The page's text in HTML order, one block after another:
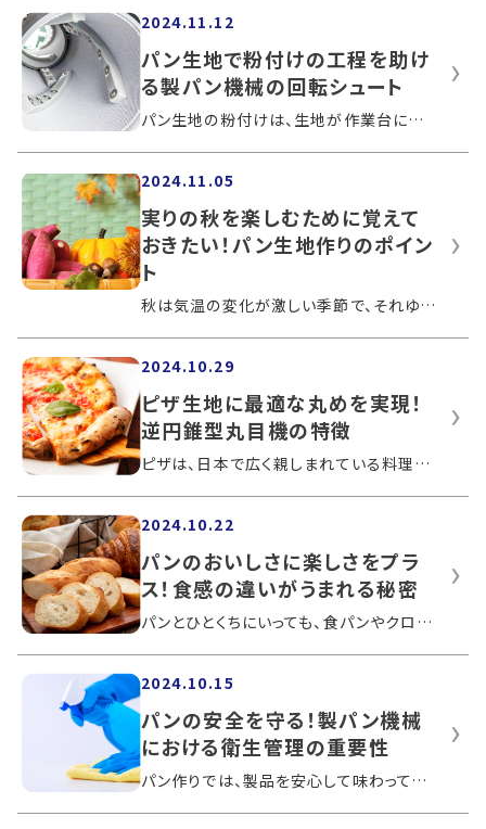
2024.11.12
パン生地で粉付けの工程を助け
る製パン機械の回転シュート
パン生地の粉付けは、生地が作業台に付くのを防ぎ、乾燥からパンを守るため重要な工程です。しかし、粉付けは手作業でも調整が難しく、製パ...
2024.11.05
実りの秋を楽しむために覚えて
おきたい！パン生地作りのポイン
ト
秋は気温の変化が激しい季節で、それゆえ食材も豊富に手に入れやすくなります。しかしパン作りにおいて、季節による温度差がパン生地に与え...
2024.10.29
ピザ生地に最適な丸めを実現！
逆円錐型丸目機の特徴
ピザは、日本で広く親しまれている料理です。ピザ用のパン生地にはさまざまな種類があり、それぞれ異なる美味しさの魅力があります。この記...
2024.10.22
パンのおいしさに楽しさをプラ
ス！食感の違いがうまれる秘密
パンとひとくちにいっても、食パンやクロワッサンなど、見た目や味だけでなく食感もそれぞれ異なります。ふんわりとやわらかいパン、硬めで...
2024.10.15
パンの安全を守る！製パン機械
における衛生管理の重要性
パン作りでは、製品を安心して味わってもらうために衛生管理が重要です。製パン機械の清掃は欠かせないものとなっていますが、構造が複雑な...